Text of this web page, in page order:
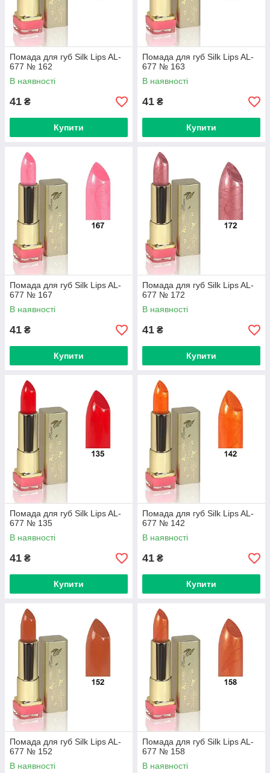
Помада для губ Silk Lips AL-
677 № 162
В наявності
41 ₴
Купити
Помада для губ Silk Lips AL-
677 № 163
В наявності
41 ₴
Купити
Помада для губ Silk Lips AL-
677 № 167
В наявності
41 ₴
Купити
Помада для губ Silk Lips AL-
677 № 172
В наявності
41 ₴
Купити
Помада для губ Silk Lips AL-
677 № 135
В наявності
41 ₴
Купити
Помада для губ Silk Lips AL-
677 № 142
В наявності
41 ₴
Купити
Помада для губ Silk Lips AL-
677 № 152
В наявності
Помада для губ Silk Lips AL-
677 № 158
В наявності